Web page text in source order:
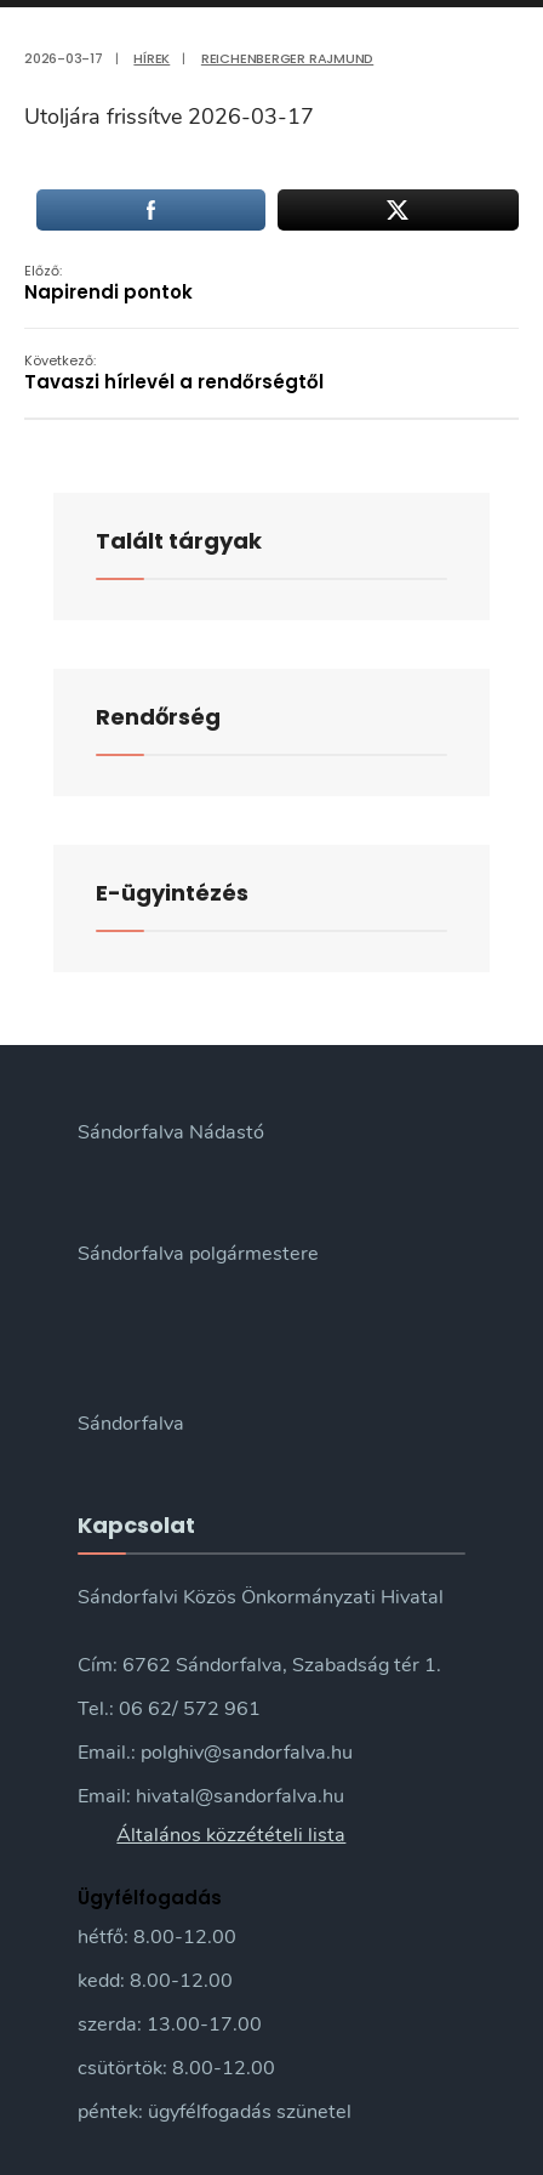
2026-03-17 | HÍREK | REICHENBERGER RAJMUND
Utoljára frissítve 2026-03-17
Előző:
Napirendi pontok
Következő:
Tavaszi hírlevél a rendőrségtől
Talált tárgyak
Rendőrség
E-ügyintézés
Sándorfalva Nádastó
Sándorfalva polgármestere
Sándorfalva
Kapcsolat
Sándorfalvi Közös Önkormányzati Hivatal
Cím: 6762 Sándorfalva, Szabadság tér 1.
Tel.: 06 62/ 572 961
Email.: polghiv@sandorfalva.hu
Email: hivatal@sandorfalva.hu
Általános közzétételi lista
Ügyfélfogadás
hétfő: 8.00-12.00
kedd: 8.00-12.00
szerda: 13.00-17.00
csütörtök: 8.00-12.00
péntek: ügyfélfogadás szünetel